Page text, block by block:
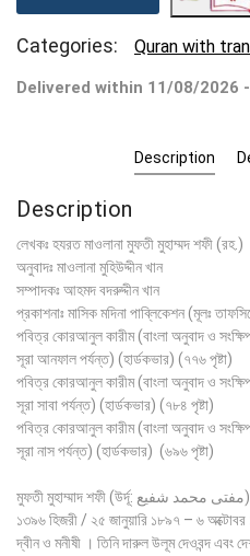
Categories: Quran with
Delivered within 11/08/2026
Description
Description
লেখকঃ হযরত মাওলানা মুফতী মুহাম্মদ শফী (রহ.)
অনুবাদঃ মাওলানা মুহিউদ্দীন খান
সম্পাদকঃ আহমদ বদরুদ্দীন খান
প্রকাশনাঃ মাসিক মদিনা পাব্লিকেশন (মূলঃ
পবিত্র কোরআনুল কারীম (বাংলা অনুবাদ ও
সূরা আনফাল পর্যন্ত) (হার্ডকভার) (৭৭৬ পৃষ্টা)
পবিত্র কোরআনুল কারীম (বাংলা অনুবাদ ও
সূরা সাবা পর্যন্ত) (হার্ডকভার) (৭৮৪ পৃষ্টা)
পবিত্র কোরআনুল কারীম (বাংলা অনুবাদ ও
সূরা নাস পর্যন্ত) (হার্ডকভার) (৬৯৬ পৃষ্টা)
মুফতী মুহাম্মাদ শফী (উর্দূ: مفتى محمد شفيع) (২১ শা’বান ১৩১৪ হিজরী – ১০ শাওয়াল
১৩৯৬ হিজরী / ২৫ জানুয়ারি ১৮৯৭ – ৬ অক্টোবর
দ্বীন ও মনীষী । তিনি দারুল উলূম দেওবন্দ এবং